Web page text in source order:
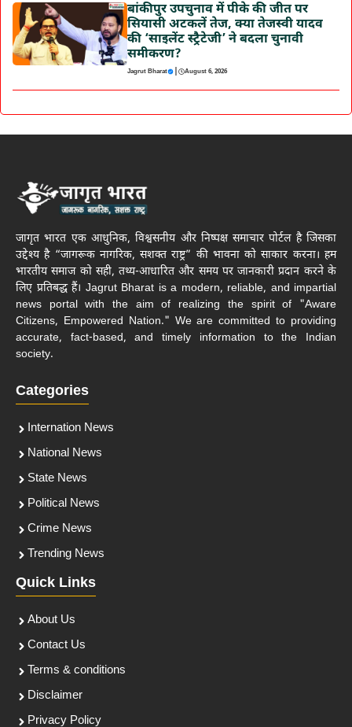
बांकीपुर उपचुनाव में पीके की जीत पर
सियासी अटकलें तेज, क्या तेजस्वी यादव
की ‘साइलेंट स्ट्रैटेजी’ ने बदला चुनावी
समीकरण?
Jagrut Bharat | August 6, 2026
जागृत भारत एक आधुनिक, विश्वसनीय और निष्पक्ष समाचार पोर्टल है जिसका
उद्देश्य है “जागरूक नागरिक, सशक्त राष्ट्र” की भावना को साकार करना। हम
भारतीय समाज को सही, तथ्य-आधारित और समय पर जानकारी प्रदान करने के
लिए प्रतिबद्ध हैं। Jagrut Bharat is a modern, reliable, and impartial
news portal with the aim of realizing the spirit of "Aware
Citizens, Empowered Nation." We are committed to providing
accurate, fact-based, and timely information to the Indian
society.
Categories
Internation News
National News
State News
Political News
Crime News
Trending News
Quick Links
About Us
Contact Us
Terms & conditions
Disclaimer
Privacy Policy